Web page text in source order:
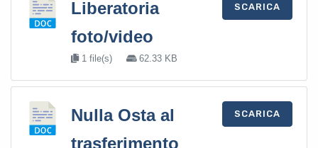
Liberatoria
foto/video
1 file(s) 62.33 KB
SCARICA
Nulla Osta al
trasferimento
SCARICA